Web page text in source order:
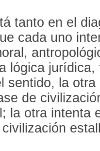
tanto en el
cada uno
lógica
sentido, la
de
la otra intenta